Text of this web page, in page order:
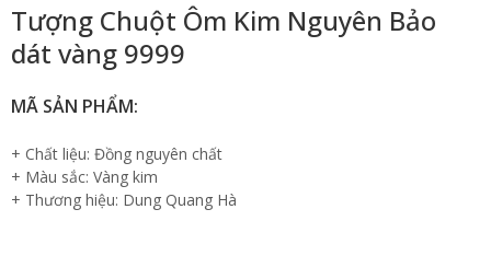
Tượng Chuột Ôm Kim Nguyên Bảo
dát vàng 9999
MÃ SẢN PHẨM:
+ Chất liệu: Đồng nguyên chất
+ Màu sắc: Vàng kim
+ Thương hiệu: Dung Quang Hà